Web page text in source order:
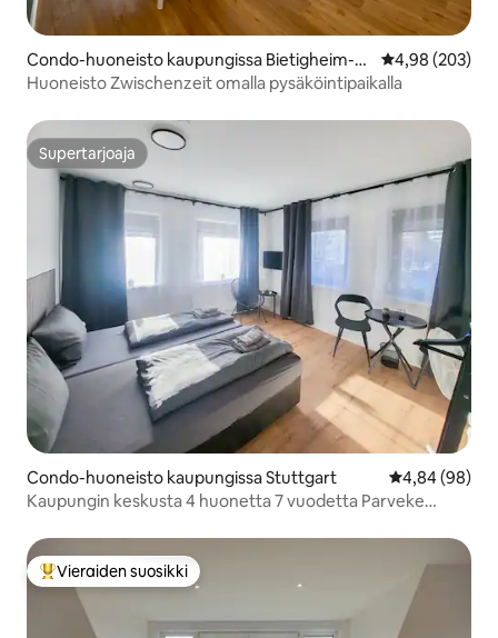
Condo-huoneisto kaupungissa Bietigheim-Bi
ssingen
4,98 (203)
Huoneisto Zwischenzeit omalla pysäköintipaikalla
Supertarjoaja
Supertarjoaja
Condo-huoneisto kaupungissa Stuttgart
4,84 (98)
Kaupungin keskusta 4 huonetta 7 vuodetta Parveke
Vieraiden suosikkien parhaimmistoa
Vieraiden suosikki